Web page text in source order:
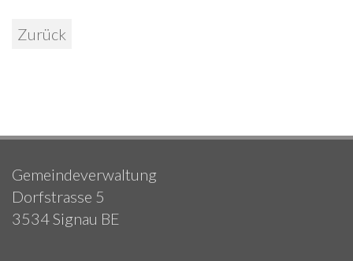
Zurück
Gemeindeverwaltung
Dorfstrasse 5
3534 Signau BE